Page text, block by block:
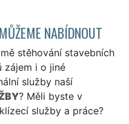
NABÍDNOUT
stěhování stavebních
zájem i o jiné
služby naší
? Měli byste v
služby a práce?